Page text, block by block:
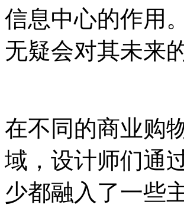
信息中心的作用
无疑会对其未来
在不同的商业购
域，设计师们通
少都融入了一些